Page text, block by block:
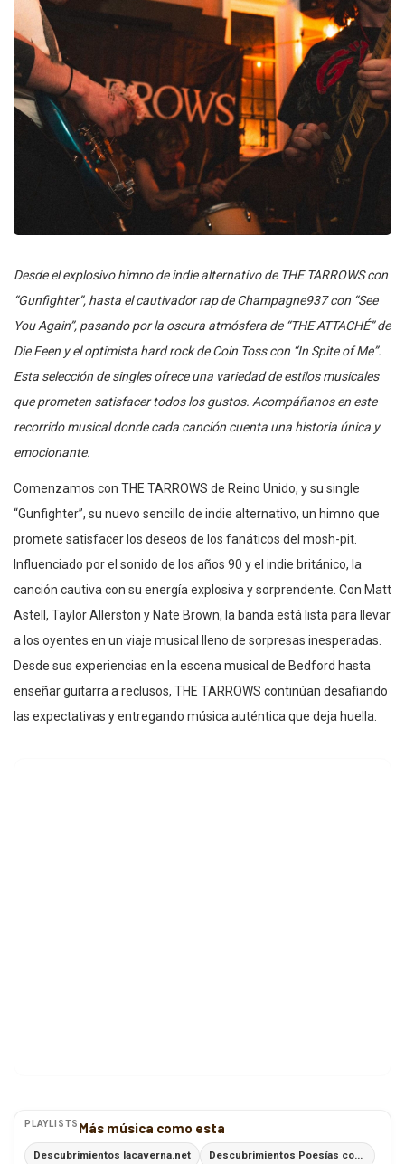
Desde el explosivo himno de indie alternativo de THE TARROWS con
“Gunfighter”, hasta el cautivador rap de Champagne937 con “See
You Again”, pasando por la oscura atmósfera de “THE ATTACHÉ” de
Die Feen y el optimista hard rock de Coin Toss con “In Spite of Me”.
Esta selección de singles ofrece una variedad de estilos musicales
que prometen satisfacer todos los gustos. Acompáñanos en este
recorrido musical donde cada canción cuenta una historia única y
emocionante.
Comenzamos con THE TARROWS de Reino Unido, y su single
“Gunfighter”, su nuevo sencillo de indie alternativo, un himno que
promete satisfacer los deseos de los fanáticos del mosh-pit.
Influenciado por el sonido de los años 90 y el indie británico, la
canción cautiva con su energía explosiva y sorprendente. Con Matt
Astell, Taylor Allerston y Nate Brown, la banda está lista para llevar
a los oyentes en un viaje musical lleno de sorpresas inesperadas.
Desde sus experiencias en la escena musical de Bedford hasta
enseñar guitarra a reclusos, THE TARROWS continúan desafiando
las expectativas y entregando música auténtica que deja huella.
PLAYLISTS Más música como esta
Descubrimientos lacaverna.net Descubrimientos Poesías con Ritmo